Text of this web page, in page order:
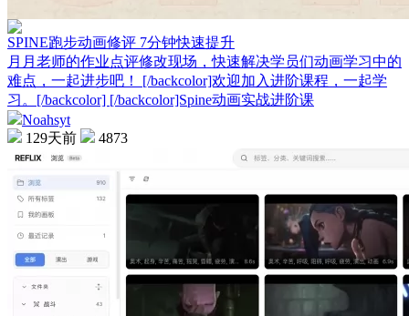
SPINE跑步动画修评 7分钟快速提升
月月老师的作业点评修改现场，快速解决学员们动画学习中的
难点，一起进步吧！ [/backcolor]欢迎加入进阶课程，一起学
习。[/backcolor] [/backcolor]Spine动画实战进阶课
Noahsyt
129天前
4873